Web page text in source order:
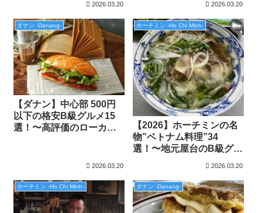
2026.03.20 2026.03.20
ダナン -Danang-
【ダナン】中心部 500円
以下の格安B級グルメ15
選！〜高評価のローカル
2026.03.20
ホーチミン -Ho Chi Minh-
【2026】ホーチミンの名
物”ベトナム料理”34
選！〜地元屋台のB級グル
2026.03.20
ホーチミン -Ho Chi Minh- ダナン -Danang-